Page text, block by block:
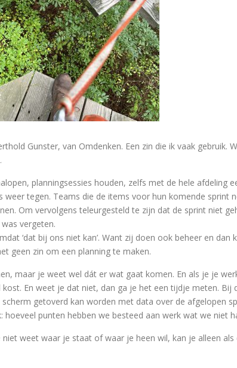
Gunster, van Omdenken. Een zin die ik vaak gebruik.
planningsessies houden, zelfs met de hele afdeling
tegen. Teams die de items voor hun komende sprint
Om vervolgens teleurgesteld te zijn dat de sprint niet
vergeten.
‘dat bij ons niet kan’. Want zij doen ook beheer en
geen zin om een planning te maken.
maar je weet wel dát er wat gaat komen. En als je je
En weet je dat niet, dan ga je het een tijdje meten. Bij
getoverd kan worden met data over de afgelopen
punten hebben we besteed aan werk wat we niet
niet weet waar je staat of waar je heen wil, kan je alleen